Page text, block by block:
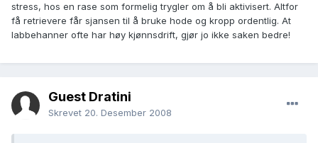
stress, hos en rase som formelig trygler om å bli aktivisert. Altfor
få retrievere får sjansen til å bruke hode og kropp ordentlig. At
labbehanner ofte har høy kjønnsdrift, gjør jo ikke saken bedre!
Guest Dratini
Skrevet 20. Desember 2008